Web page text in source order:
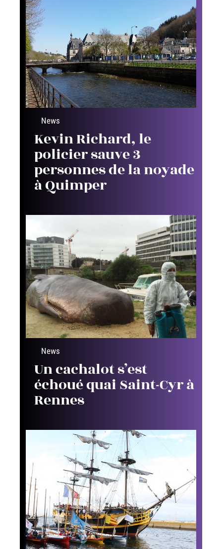
News
Kevin Richard, le
policier sauve 3
personnes de la noyade
à Quimper
News
Un cachalot s’est
échoué quai Saint-Cyr à
Rennes